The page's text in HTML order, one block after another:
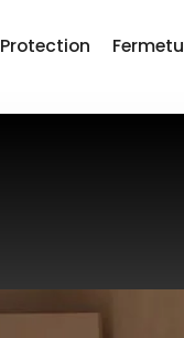
Protection